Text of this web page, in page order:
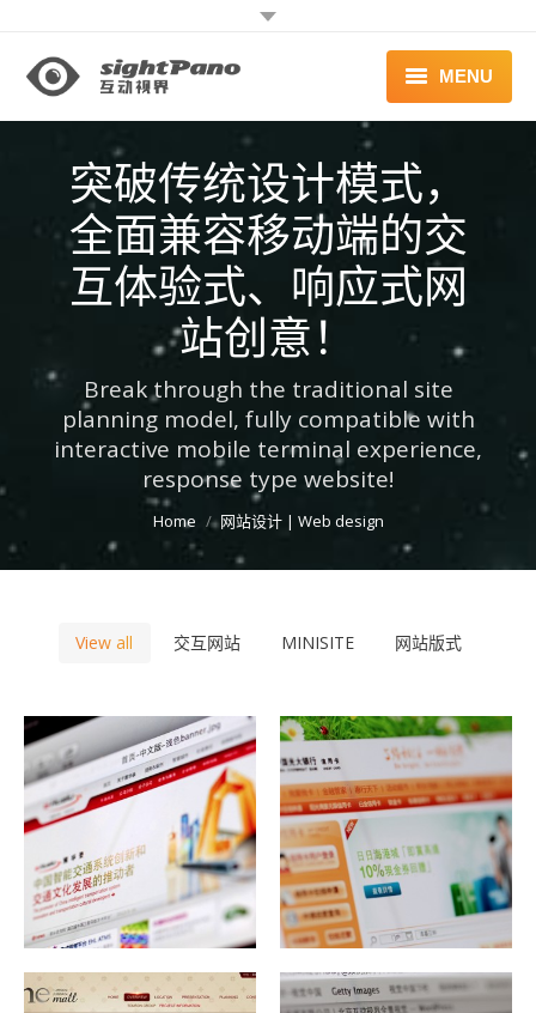
MENU
首页 | HOME
案例 | WORKS
联系 | CONTACT
突破传统设计模式，
全面兼容移动端的交
互体验式、响应式网
站创意！
Break through the traditional site
planning model, fully compatible with
interactive mobile terminal experience,
response type website!
You are here:Home 网站设计 | Web design
View all 交互网站 MINISITE 网站版式
一月 1, 1970
交互网站
firstep
一月 1, 1970
交互网站